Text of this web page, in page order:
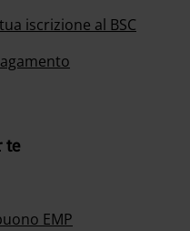
iscrizione al BSC
te
EMP